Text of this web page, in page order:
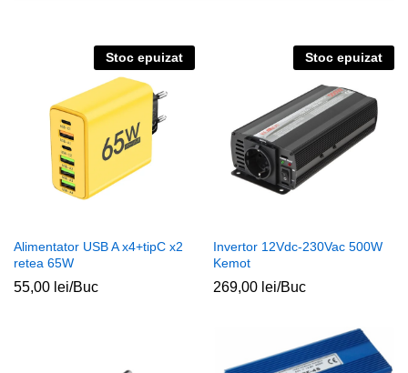
Stoc epuizat
Alimentator USB A x4+tipC x2
retea 65W
55,00 lei/Buc
Stoc epuizat
Invertor 12Vdc-230Vac 500W
Kemot
269,00 lei/Buc